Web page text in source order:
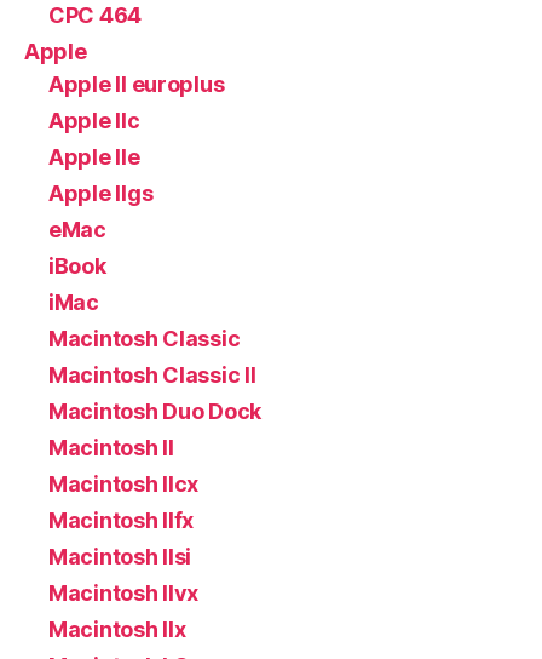
CPC 464
Apple
Apple II europlus
Apple IIc
Apple IIe
Apple IIgs
eMac
iBook
iMac
Macintosh Classic
Macintosh Classic II
Macintosh Duo Dock
Macintosh II
Macintosh IIcx
Macintosh IIfx
Macintosh IIsi
Macintosh IIvx
Macintosh IIx